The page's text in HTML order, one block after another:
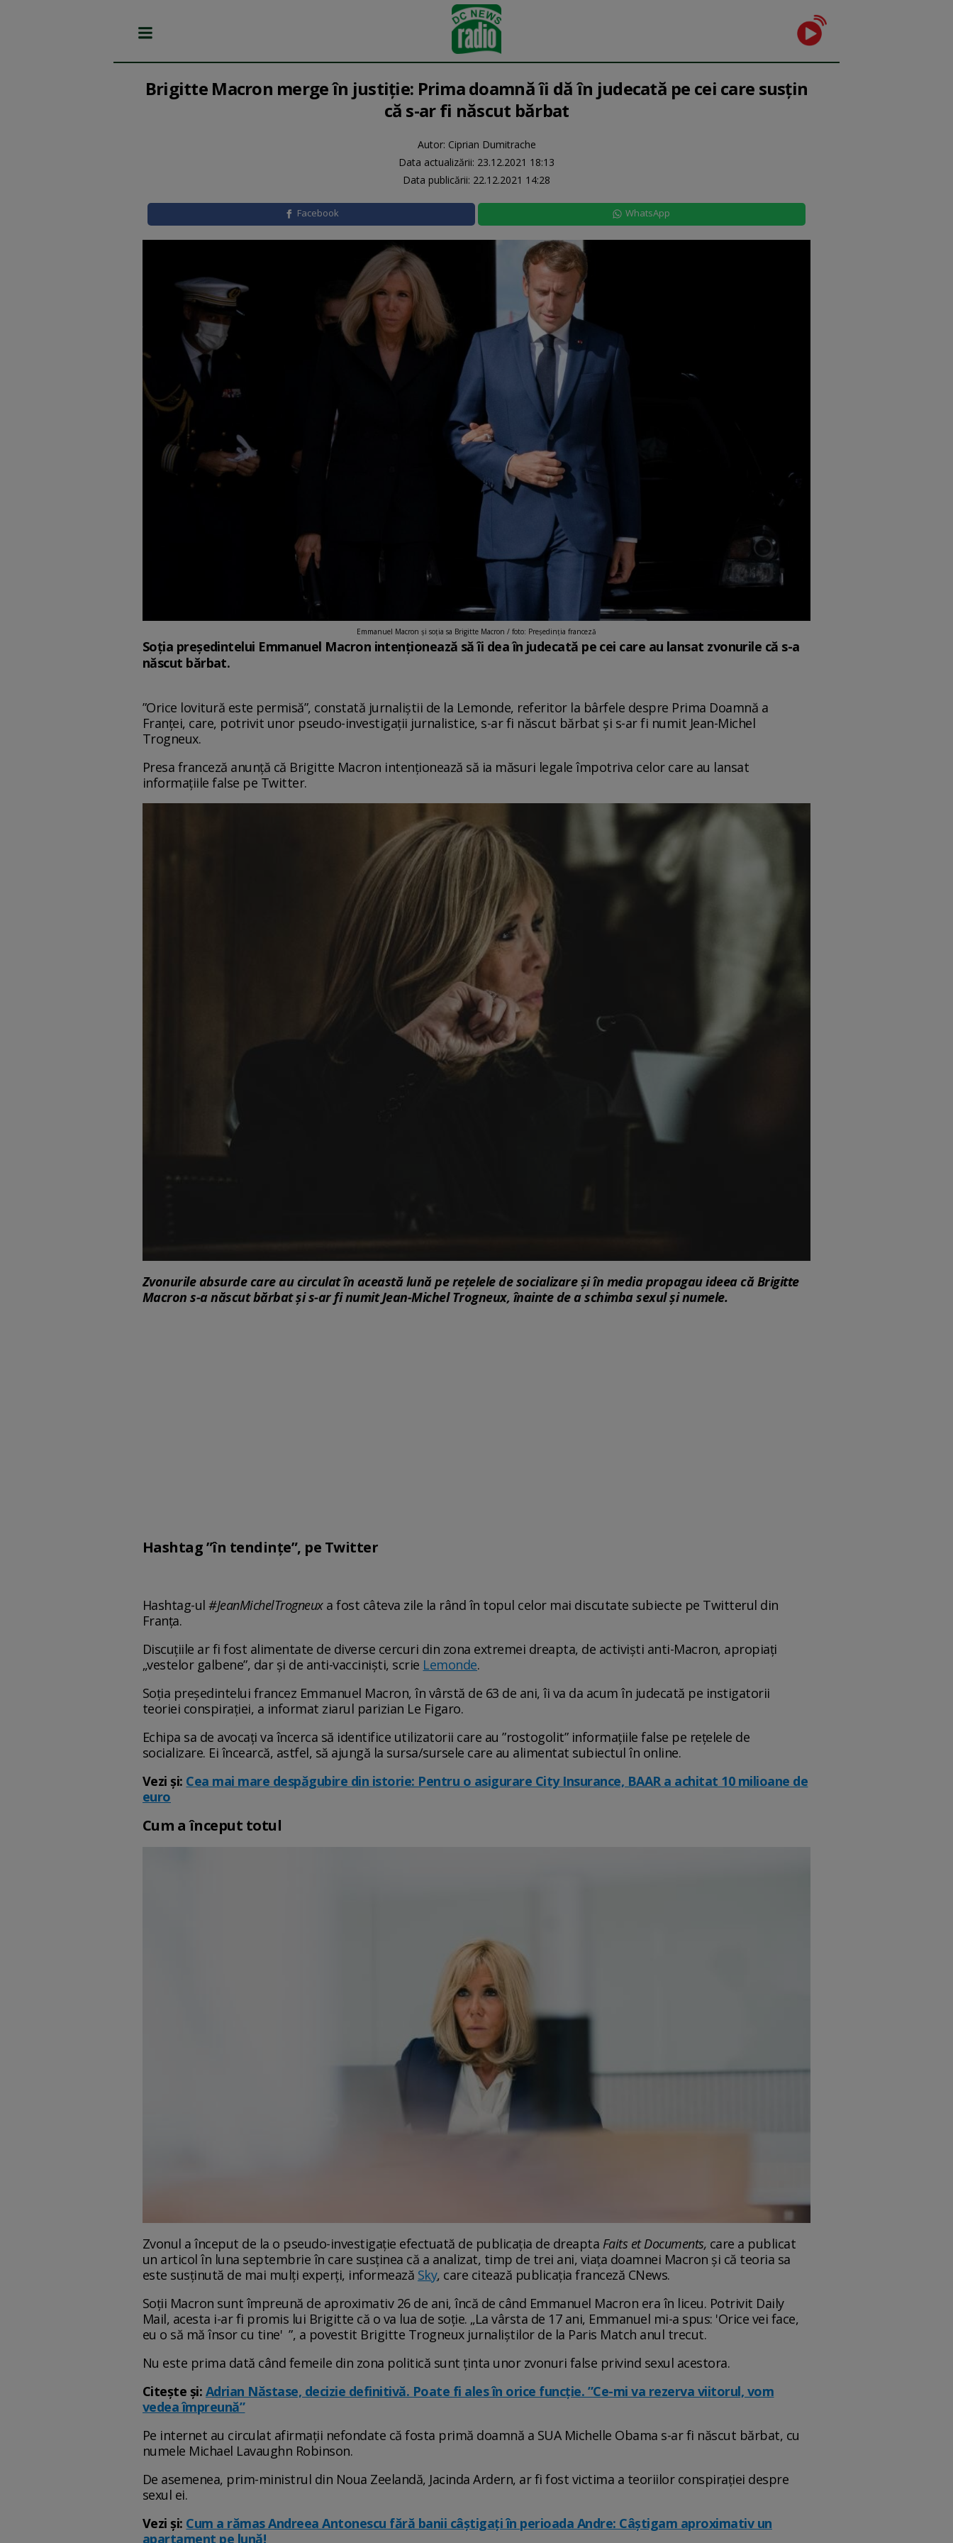
Brigitte Macron merge în justiție: Prima doamnă îi dă în judecată pe cei care susțin
că s-ar fi născut bărbat
Autor: Ciprian Dumitrache
Data actualizării: 23.12.2021 18:13
Data publicării: 22.12.2021 14:28
Facebook WhatsApp
Emmanuel Macron și soția sa Brigitte Macron / foto: Președinția franceză
Soția președintelui Emmanuel Macron intenționează să îi dea în judecată pe cei care au lansat zvonurile că s-a
născut bărbat.
”Orice lovitură este permisă”, constată jurnaliștii de la Lemonde, referitor la bârfele despre Prima Doamnă a
Franței, care, potrivit unor pseudo-investigații jurnalistice, s-ar fi născut bărbat și s-ar fi numit Jean-Michel
Trogneux.
Presa franceză anunță că Brigitte Macron intenționează să ia măsuri legale împotriva celor care au lansat
informațiile false pe Twitter.
Zvonurile absurde care au circulat în această lună pe rețelele de socializare și în media propagau ideea că Brigitte
Macron s-a născut bărbat și s-ar fi numit Jean-Michel Trogneux, înainte de a schimba sexul și numele.
Hashtag ”în tendințe”, pe Twitter
Hashtag-ul#JeanMichelTrogneuxa fost câteva zile la rând în topul celor mai discutate subiecte pe Twitterul din
Franța.
Discuțiile ar fi fost alimentate de diverse cercuri din zona extremei dreapta, de activiști anti-Macron, apropiați
„vestelor galbene”, dar și de anti-vacciniști, scrie Lemonde.
Soția președintelui francez Emmanuel Macron, în vârstă de 63 de ani, îi va da acum în judecată pe instigatorii
teoriei conspirației, a informat ziarul parizian Le Figaro.
Echipa sa de avocați va încerca să identifice utilizatorii care au ”rostogolit” informațiile false pe rețelele de
socializare. Ei încearcă, astfel, să ajungă la sursa/sursele care au alimentat subiectul în online.
Vezi și: Cea mai mare despăgubire din istorie: Pentru o asigurare City Insurance, BAAR a achitat 10 milioane de
euro
Cum a început totul
Zvonul a început de la o pseudo-investigație efectuată de publicația de dreapta Faits et Documents, care a publicat
un articol în luna septembrie în care susținea că a analizat, timp de trei ani, viața doamnei Macron și că teoria sa
este susținută de mai mulți experți, informează Sky, care citează publicația franceză CNews.
Soții Macron sunt împreună de aproximativ 26 de ani, încă de când Emmanuel Macron era în liceu. Potrivit Daily
Mail, acesta i-ar fi promis lui Brigitte că o va lua de soție. „La vârsta de 17 ani, Emmanuel mi-a spus: 'Orice vei face,
eu o să mă însor cu tine' ”, a povestit Brigitte Trogneux jurnaliştilor de la Paris Match anul trecut.
Nu este prima dată când femeile din zona politică sunt ținta unor zvonuri false privind sexul acestora.
Citește și: Adrian Năstase, decizie definitivă. Poate fi ales în orice funcție. ”Ce-mi va rezerva viitorul, vom
vedea împreună”
Pe internet au circulat afirmații nefondate că fosta primă doamnă a SUA Michelle Obama s-ar fi născut bărbat, cu
numele Michael Lavaughn Robinson.
De asemenea, prim-ministrul din Noua Zeelandă, Jacinda Ardern, ar fi fost victima a teoriilor conspirației despre
sexul ei.
Vezi și: Cum a rămas Andreea Antonescu fără banii câștigați în perioada Andre: Câștigam aproximativ un
apartament pe lună!